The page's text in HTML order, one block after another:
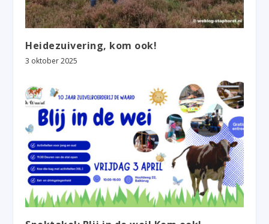
Heidezuivering, kom ook!
3 oktober 2025